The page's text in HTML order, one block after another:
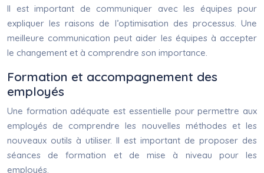
Il est important de communiquer avec les équipes pour
expliquer les raisons de l’optimisation des processus. Une
meilleure communication peut aider les équipes à accepter
le changement et à comprendre son importance.
Formation et accompagnement des
employés
Une formation adéquate est essentielle pour permettre aux
employés de comprendre les nouvelles méthodes et les
nouveaux outils à utiliser. Il est important de proposer des
séances de formation et de mise à niveau pour les
employés.